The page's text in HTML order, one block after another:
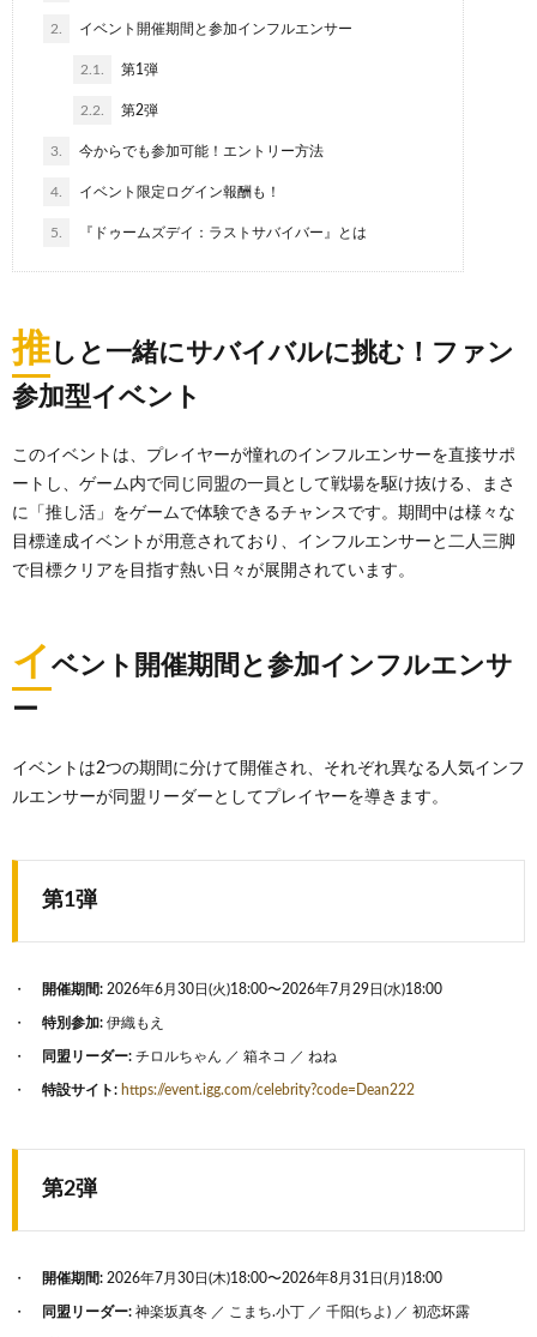
2. イベント開催期間と参加インフルエンサー
2.1. 第1弾
2.2. 第2弾
3. 今からでも参加可能！エントリー方法
4. イベント限定ログイン報酬も！
5. 『ドゥームズデイ：ラストサバイバー』とは
推しと一緒にサバイバルに挑む！ファン
参加型イベント
このイベントは、プレイヤーが憧れのインフルエンサーを直接サポ
ートし、ゲーム内で同じ同盟の一員として戦場を駆け抜ける、まさ
に「推し活」をゲームで体験できるチャンスです。期間中は様々な
目標達成イベントが用意されており、インフルエンサーと二人三脚
で目標クリアを目指す熱い日々が展開されています。
イ ベント開催期間と参加インフルエンサ
ー
イベントは2つの期間に分けて開催され、それぞれ異なる人気インフ
ルエンサーが同盟リーダーとしてプレイヤーを導きます。
第1弾
開催期間: 2026年6月30日(火)18:00〜2026年7月29日(水)18:00
特別参加: 伊織もえ
同盟リーダー: チロルちゃん ／ 箱ネコ ／ ねね
特設サイト: https://event.igg.com/celebrity?code=Dean222
第2弾
開催期間: 2026年7月30日(木)18:00〜2026年8月31日(月)18:00
同盟リーダー: 神楽坂真冬 ／ こまち.小丁 ／ 千阳(ちよ) ／ 初恋坏露